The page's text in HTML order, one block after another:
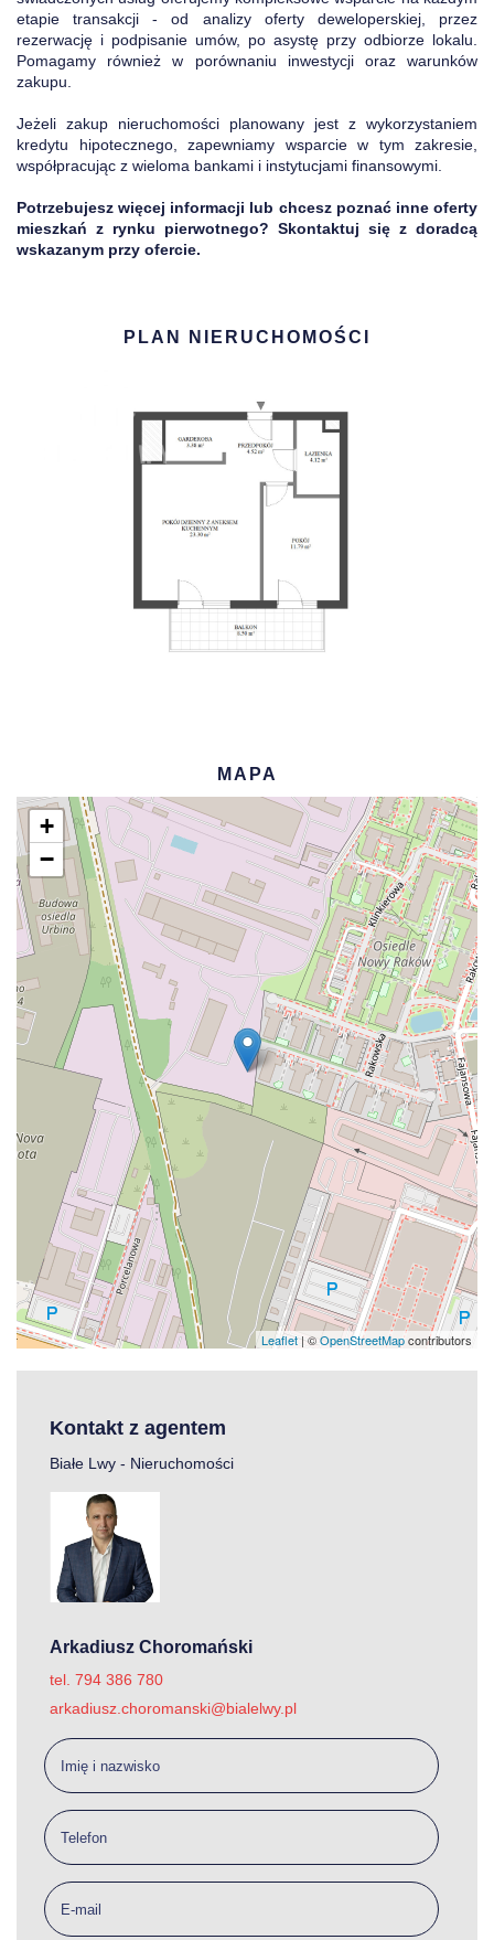
etapie transakcji - od analizy oferty deweloperskiej, przez
rezerwację i podpisanie umów, po asystę przy odbiorze lokalu.
Pomagamy również w porównaniu inwestycji oraz warunków
zakupu.
Jeżeli zakup nieruchomości planowany jest z wykorzystaniem
kredytu hipotecznego, zapewniamy wsparcie w tym zakresie,
współpracując z wieloma bankami i instytucjami finansowymi.
Potrzebujesz więcej informacji lub chcesz poznać inne oferty
mieszkań z rynku pierwotnego? Skontaktuj się z doradcą
wskazanym przy ofercie.
PLAN NIERUCHOMOŚCI
MAPA
+
−
Leaflet | ©OpenStreetMapcontributors
Kontakt z agentem
Białe Lwy - Nieruchomości
Arkadiusz Choromański
tel. 794 386 780
arkadiusz.choromanski@bialelwy.pl